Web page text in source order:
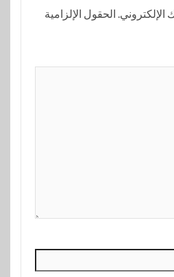
الإلكتروني. الحقول الإلزامية